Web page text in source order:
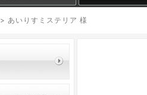
> あいりすミステリア 様